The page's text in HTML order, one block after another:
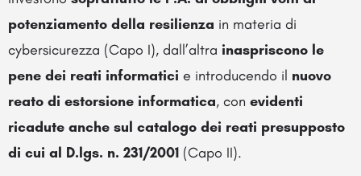
potenziamento della resilienza in materia di
cybersicurezza (Capo I), dall’altra inaspriscono le
pene dei reati informatici e introducendo il nuovo
reato di estorsione informatica, con evidenti
ricadute anche sul catalogo dei reati presupposto
di cui al D.lgs. n. 231/2001 (Capo II).